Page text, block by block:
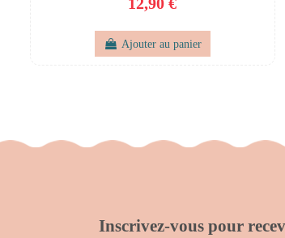
12,90 €
Ajouter au panier
Inscrivez-vous pour